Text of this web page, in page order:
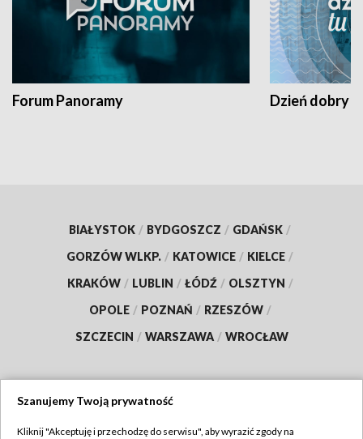
Forum Panoramy Dzień dobry
BIAŁYSTOK / BYDGOSZCZ / GDAŃSK /
GORZÓW WLKP. / KATOWICE / KIELCE /
KRAKÓW / LUBLIN / ŁÓDŹ / OLSZTYN /
OPOLE / POZNAŃ / RZESZÓW /
SZCZECIN / WARSZAWA / WROCŁAW
Szanujemy Twoją prywatność
Kliknij "Akceptuję i przechodzę do serwisu", aby wyrazić zgody na